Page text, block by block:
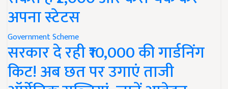
अपना स्टेटस
Government Scheme
सरकार दे रही ₹10,000 की गार्डनिंग
किट! अब छत पर उगाएं ताजी